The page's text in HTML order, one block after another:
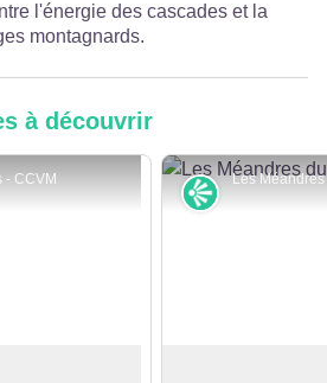
l'énergie des cascades et la
montagnards.
à découvrir
- CCVM
humides Point de vue